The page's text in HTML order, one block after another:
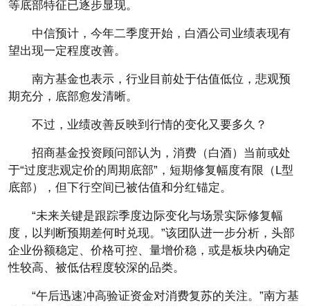
等底部特征已逐步显现。
中信预计，今年二季度开始，白酒公司业绩表现有
望出现一定程度改善。
南方基金也表示，行业目前处于估值低位，悲观预
期充分，底部愈发清晰。
不过，业绩改善反映到行情的变化又要多久？
招商基金投资顾问部认为，消费（白酒）当前或处
于“过度悲观定价的周期底部”，短期修复幅度有限（L型
底部），但下行空间已被估值和分红锚定。
“未来关键是跟踪季度边际变化与场景实际修复幅
度，以判断预期差何时兑现。”该团队进一步分析，头部
企业份额稳定、价格可控、量增价稳，或是板块内确定
性较高、被低估程度较深的品类。
“午后迅速冲高验证资金对消费复苏的关注。”南方基